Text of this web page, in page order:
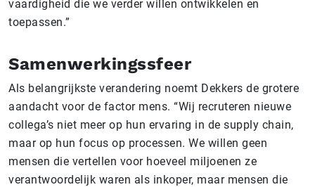
vaardigheid die we verder willen ontwikkelen en
toepassen.”
Samenwerkingssfeer
Als belangrijkste verandering noemt Dekkers de grotere
aandacht voor de factor mens. “Wij recruteren nieuwe
collega’s niet meer op hun ervaring in de supply chain,
maar op hun focus op processen. We willen geen
mensen die vertellen voor hoeveel miljoenen ze
verantwoordelijk waren als inkoper, maar mensen die